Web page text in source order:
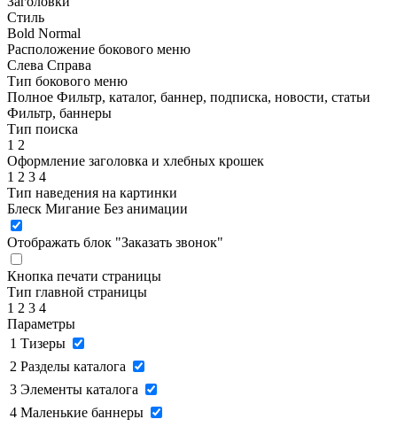
Стиль
Bold Normal
Расположение бокового меню
Слева Справа
Тип бокового меню
Полное Фильтр, каталог, баннер, подписка, новости, статьи
Фильтр, баннеры
Тип поиска
1 2
Оформление заголовка и хлебных крошек
1 2 3 4
Тип наведения на картинки
Блеск Мигание Без анимации
Отображать блок "Заказать звонок"
Кнопка печати страницы
Тип главной страницы
1 2 3 4
Параметры
1 Тизеры
2 Разделы каталога
3 Элементы каталога
4 Маленькие баннеры